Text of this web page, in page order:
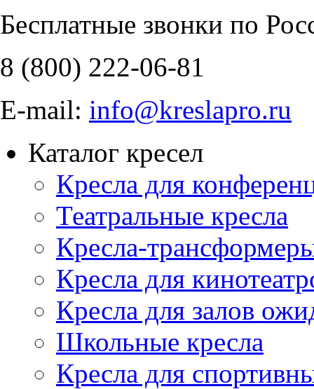
Бесплатные звонки по
8 (800) 222-06-81
E-mail: info@kreslapro.ru
Каталог кресел
Кресла для
Театральные кресла
Кресла-
Кресла для
Кресла для залов
Школьные кресла
Кресла для